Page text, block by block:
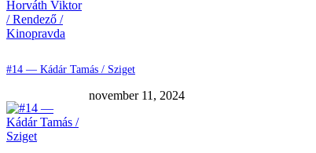
#14 — Kádár Tamás / Sziget
november 11, 2024